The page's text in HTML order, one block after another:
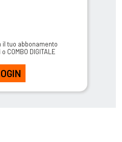
il tuo abbonamento
o COMBO DIGITALE